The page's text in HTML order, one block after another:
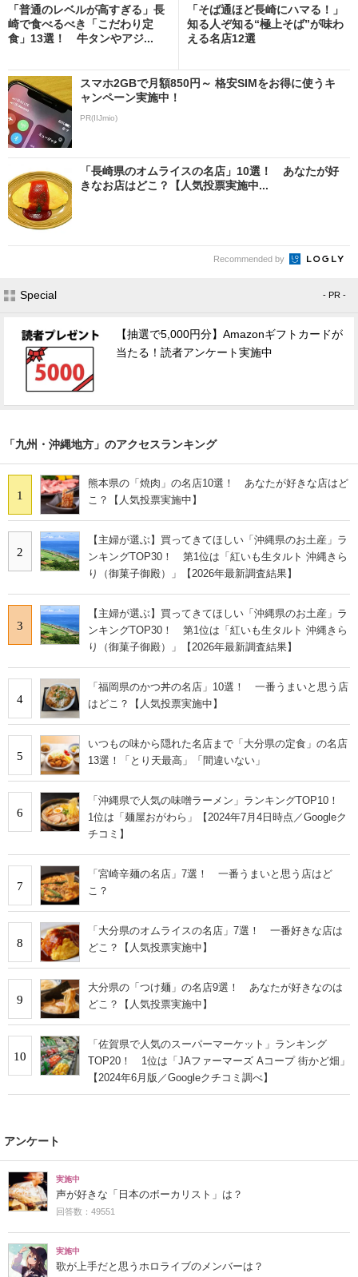
「普通のレベルが高すぎる」長
崎で食べるべき「こだわり定
食」13選！ 牛タンやアジ...
「そば通ほど長崎にハマる！」
知る人ぞ知る“極上そば”が味わ
える名店12選
スマホ2GBで月額850円～ 格安SIMをお得に使うキ
ャンペーン実施中！
PR(IIJmio)
「長崎県のオムライスの名店」10選！ あなたが好
きなお店はどこ？【人気投票実施中...
Recommended by
Special - PR -
【抽選で5,000円分】Amazonギフトカードが
当たる！読者アンケート実施中
「九州・沖縄地方」のアクセスランキング
1
熊本県の「焼肉」の名店10選！ あなたが好きな店はど
こ？【人気投票実施中】
2
【主婦が選ぶ】買ってきてほしい「沖縄県のお土産」ラ
ンキングTOP30！ 第1位は「紅いも生タルト 沖縄きら
り（御菓子御殿）」【2026年最新調査結果】
3
【主婦が選ぶ】買ってきてほしい「沖縄県のお土産」ラ
ンキングTOP30！ 第1位は「紅いも生タルト 沖縄きら
り（御菓子御殿）」【2026年最新調査結果】
4
「福岡県のかつ丼の名店」10選！ 一番うまいと思う店
はどこ？【人気投票実施中】
5
いつもの味から隠れた名店まで「大分県の定食」の名店
13選！「とり天最高」「間違いない」
6
「沖縄県で人気の味噌ラーメン」ランキングTOP10！
1位は「麺屋おがわら」【2024年7月4日時点／Googleク
チコミ】
7
「宮崎辛麺の名店」7選！ 一番うまいと思う店はど
こ？
8
「大分県のオムライスの名店」7選！ 一番好きな店は
どこ？【人気投票実施中】
9
大分県の「つけ麺」の名店9選！ あなたが好きなのは
どこ？【人気投票実施中】
10
「佐賀県で人気のスーパーマーケット」ランキング
TOP20！ 1位は「JAファーマーズ Aコープ 街かど畑」
【2024年6月版／Googleクチコミ調べ】
アンケート
実施中
声が好きな「日本のボーカリスト」は？
回答数：49551
実施中
歌が上手だと思うホロライブのメンバーは？